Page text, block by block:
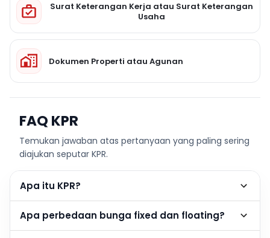
Surat Keterangan Kerja atau Surat Keterangan
Usaha
Dokumen Properti atau Agunan
FAQ KPR
Temukan jawaban atas pertanyaan yang paling sering
diajukan seputar KPR.
Apa itu KPR?
Apa perbedaan bunga fixed dan floating?